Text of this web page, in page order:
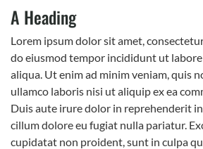
A Heading
Lorem ipsum dolor sit amet,
do eiusmod tempor incididunt ut
aliqua. Ut enim ad minim veniam, quis
ullamco laboris nisi ut aliquip ex ea
Duis aute irure dolor in reprehenderit
cillum dolore eu fugiat nulla pariatur.
cupidatat non proident, sunt in culpa